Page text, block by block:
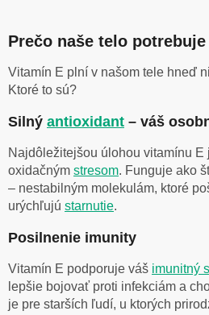
Prečo naše telo
Vitamín E plní v našom tele hneď
Ktoré to sú?
Silný antioxidant – váš
Najdôležitejšou úlohou vitamínu E
oxidačným stresom. Funguje ako
– nestabilným molekulám, ktoré
urýchľujú starnutie.
Posilnenie imunity
Vitamín E podporuje váš imunitný
lepšie bojovať proti infekciám a
je pre starších ľudí, u ktorých